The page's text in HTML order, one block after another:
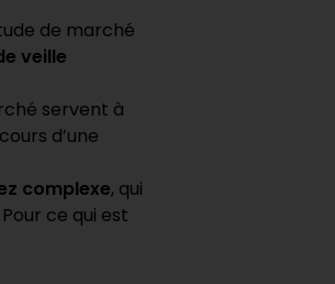
de marché
veille
servent à
d’une
complexe, qui
Pour ce qui est